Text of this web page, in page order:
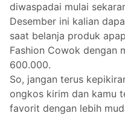
diwaspadai mulai
Desember ini kalian
saat belanja produk
Fashion Cowok dengan
600.000.
So, jangan terus
ongkos kirim dan kamu
favorit dengan lebih